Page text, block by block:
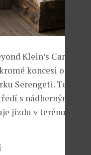
Klein’s Camp,
koncesi o rozloze
Serengeti. Tento
s nádherným
jízdu v terénu a noční